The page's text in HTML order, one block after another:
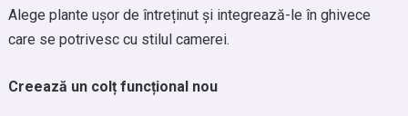
Alege plante ușor de întreținut și integrează-le în ghivece
care se potrivesc cu stilul camerei.
Creează un colț funcțional nou